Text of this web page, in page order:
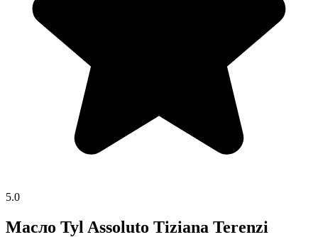
5.0
Масло Tyl Assoluto Tiziana Terenzi